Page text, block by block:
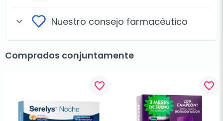
expand_more Nuestro consejo farmacéutico
Comprados conjuntamente
favorite_border favorite_border